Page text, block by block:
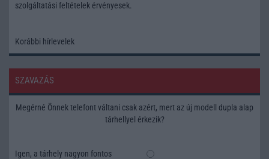
szolgáltatási feltételek érvényesek.
Korábbi hírlevelek
SZAVAZÁS
Megérné Önnek telefont váltani csak azért, mert az új modell dupla alap
tárhellyel érkezik?
Igen, a tárhely nagyon fontos